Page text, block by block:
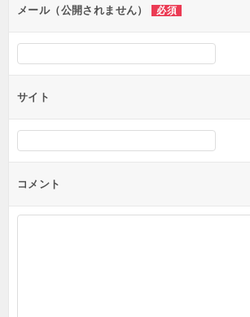
ンメール（公開されません） 必須
サイト
コメント